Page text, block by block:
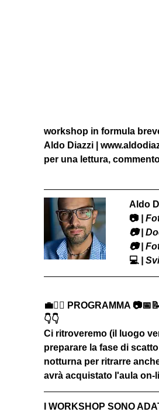
workshop in formula
Aldo Diazzi |
per una lettura,
Aldo
📷 |
​📷 |
📷 |
💻 |
💼🚶‍♂️ PROGRAMMA
👇👇
Ci ritroveremo (il luogo
preparare la fase di
notturna per ritrarre
avrà acquistato l'aula
I WORKSHOP SONO